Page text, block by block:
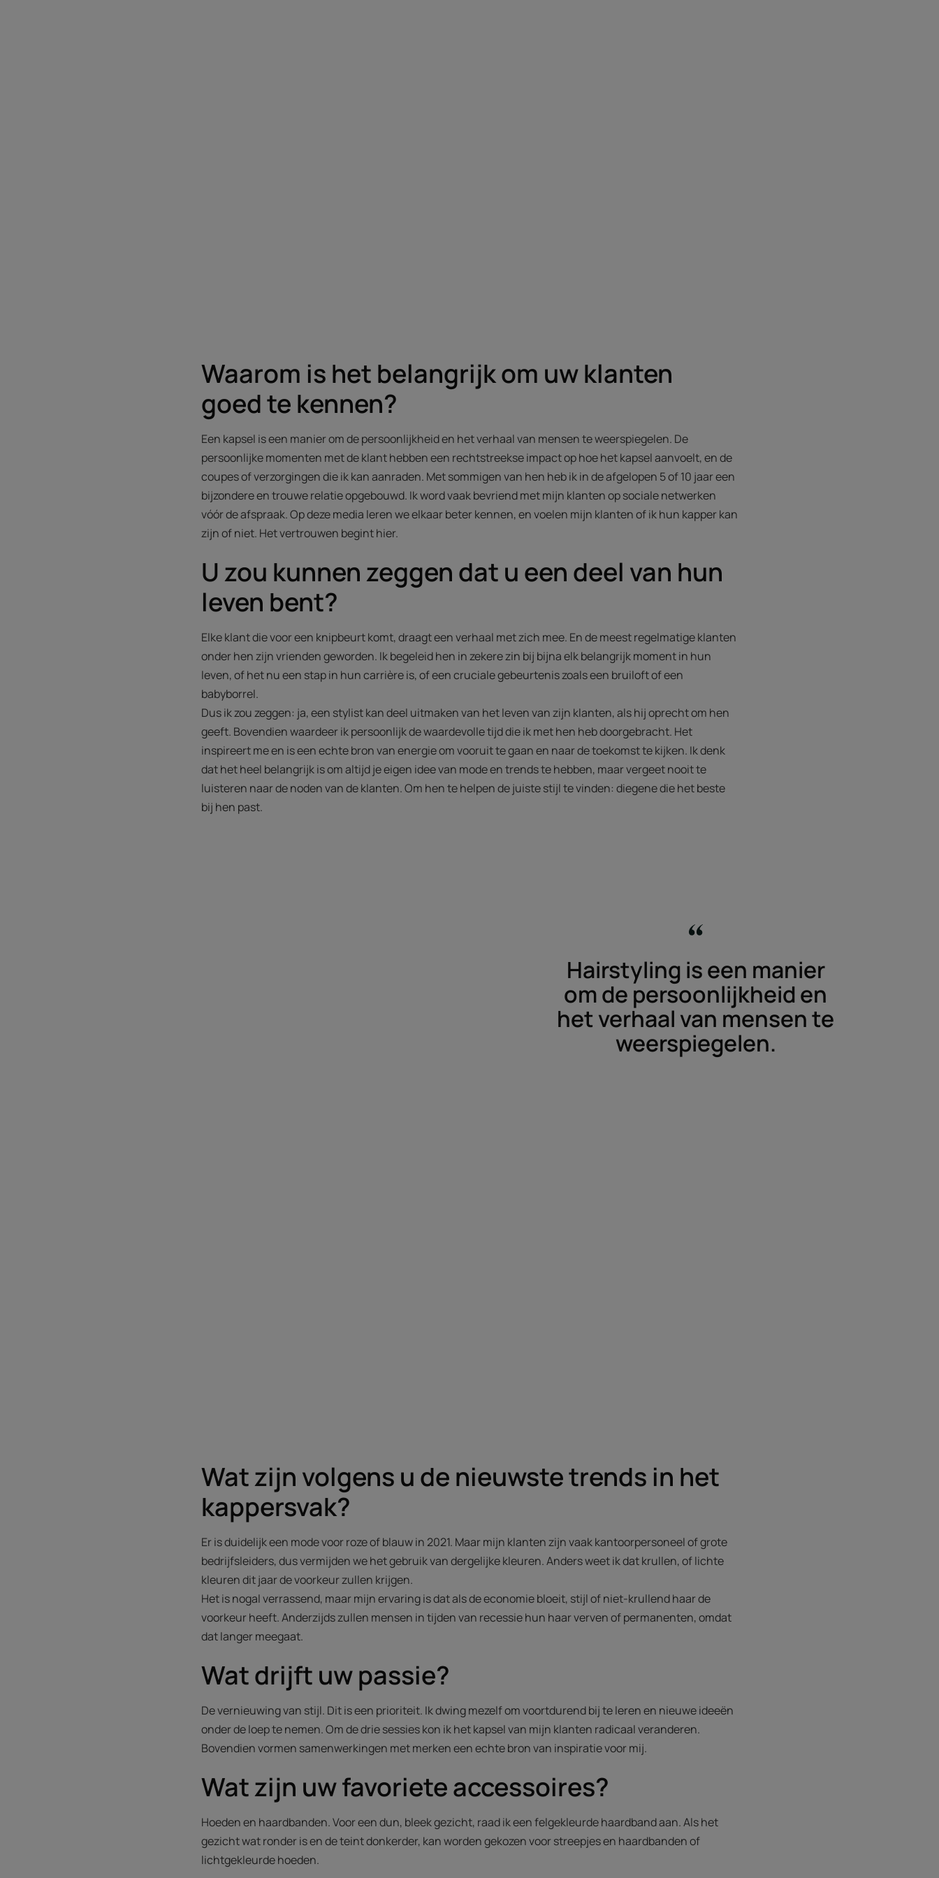
Waarom is het belangrijk om uw klanten
goed te kennen?
Een kapsel is een manier om de persoonlijkheid en het verhaal van mensen te weerspiegelen. De
persoonlijke momenten met de klant hebben een rechtstreekse impact op hoe het kapsel aanvoelt, en de
coupes of verzorgingen die ik kan aanraden. Met sommigen van hen heb ik in de afgelopen 5 of 10 jaar een
bijzondere en trouwe relatie opgebouwd. Ik word vaak bevriend met mijn klanten op sociale netwerken
vóór de afspraak. Op deze media leren we elkaar beter kennen, en voelen mijn klanten of ik hun kapper kan
zijn of niet. Het vertrouwen begint hier.
U zou kunnen zeggen dat u een deel van hun
leven bent?
Elke klant die voor een knipbeurt komt, draagt een verhaal met zich mee. En de meest regelmatige klanten
onder hen zijn vrienden geworden. Ik begeleid hen in zekere zin bij bijna elk belangrijk moment in hun
leven, of het nu een stap in hun carrière is, of een cruciale gebeurtenis zoals een bruiloft of een
babyborrel.
Dus ik zou zeggen: ja, een stylist kan deel uitmaken van het leven van zijn klanten, als hij oprecht om hen
geeft. Bovendien waardeer ik persoonlijk de waardevolle tijd die ik met hen heb doorgebracht. Het
inspireert me en is een echte bron van energie om vooruit te gaan en naar de toekomst te kijken. Ik denk
dat het heel belangrijk is om altijd je eigen idee van mode en trends te hebben, maar vergeet nooit te
luisteren naar de noden van de klanten. Om hen te helpen de juiste stijl te vinden: diegene die het beste
bij hen past.
Hairstyling is een manier
om de persoonlijkheid en
het verhaal van mensen te
weerspiegelen.
Wat zijn volgens u de nieuwste trends in het
kappersvak?
Er is duidelijk een mode voor roze of blauw in 2021. Maar mijn klanten zijn vaak kantoorpersoneel of grote
bedrijfsleiders, dus vermijden we het gebruik van dergelijke kleuren. Anders weet ik dat krullen, of lichte
kleuren dit jaar de voorkeur zullen krijgen.
Het is nogal verrassend, maar mijn ervaring is dat als de economie bloeit, stijl of niet-krullend haar de
voorkeur heeft. Anderzijds zullen mensen in tijden van recessie hun haar verven of permanenten, omdat
dat langer meegaat.
Wat drijft uw passie?
De vernieuwing van stijl. Dit is een prioriteit. Ik dwing mezelf om voortdurend bij te leren en nieuwe ideeën
onder de loep te nemen. Om de drie sessies kon ik het kapsel van mijn klanten radicaal veranderen.
Bovendien vormen samenwerkingen met merken een echte bron van inspiratie voor mij.
Wat zijn uw favoriete accessoires?
Hoeden en haardbanden. Voor een dun, bleek gezicht, raad ik een felgekleurde haardband aan. Als het
gezicht wat ronder is en de teint donkerder, kan worden gekozen voor streepjes en haardbanden of
lichtgekleurde hoeden.